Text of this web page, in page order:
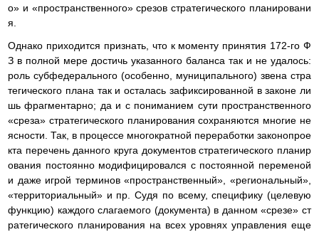
о» и «пространственного» срезов стратегического планировани
я.
Однако приходится признать, что к моменту принятия 172-го Ф
З в полной мере достичь указанного баланса так и не удалось:
роль субфедерального (особенно, муниципального) звена стра
тегического плана так и осталась зафиксированной в законе ли
шь фрагментарно; да и с пониманием сути пространственного
«среза» стратегического планирования сохраняются многие не
ясности. Так, в процессе многократной переработки законопрое
кта перечень данного круга документов стратегического планир
ования постоянно модифицировался с постоянной переменой
и даже игрой терминов «пространственный», «региональный»,
«территориальный» и пр. Судя по всему, специфику (целевую
функцию) каждого слагаемого (документа) в данном «срезе» ст
ратегического планирования на всех уровнях управления еще